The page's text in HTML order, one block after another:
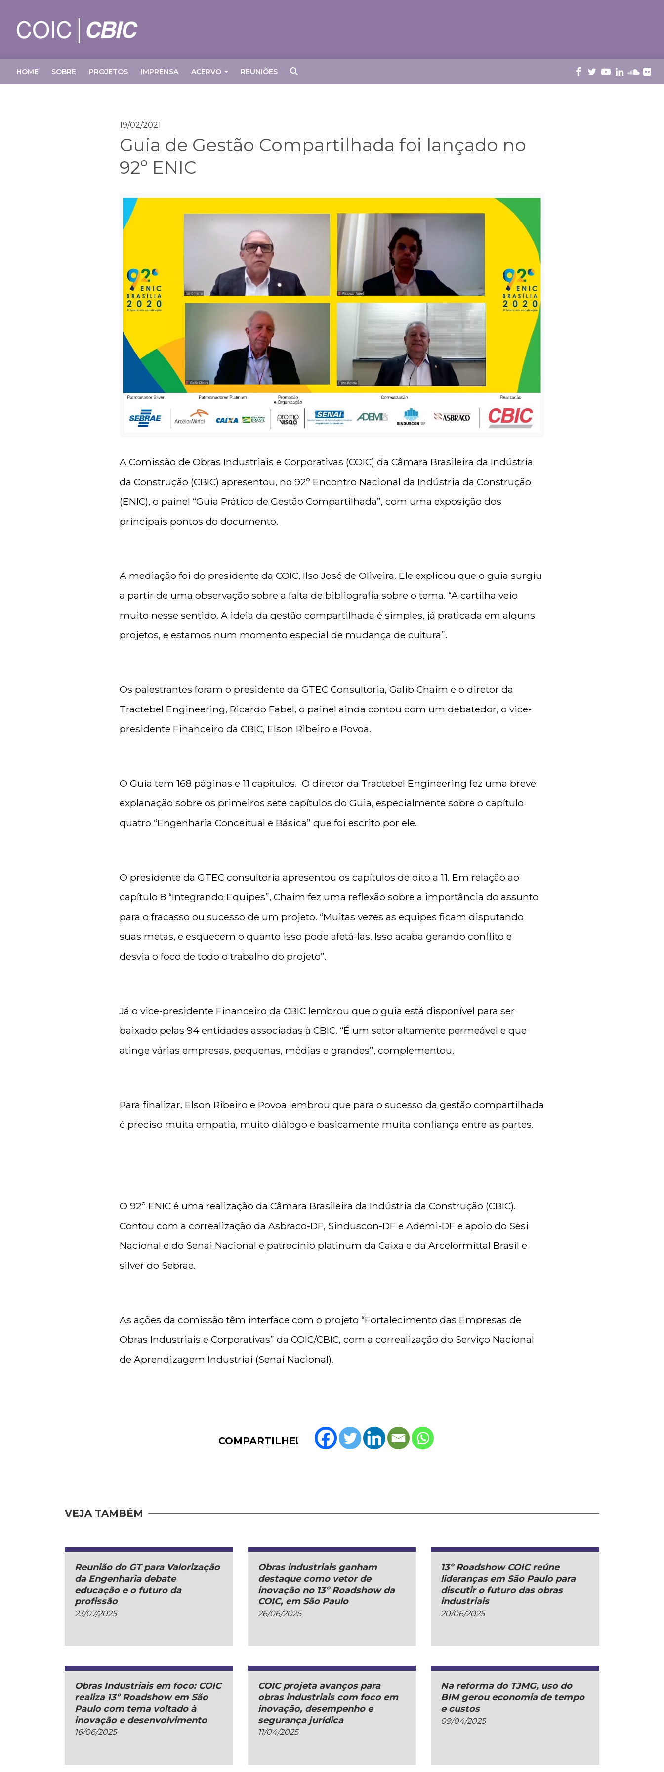
HOME SOBRE PROJETOS IMPRENSA ACERVO REUNIÕES
19/02/2021
Guia de Gestão Compartilhada foi lançado no
92º ENIC
A Comissão de Obras Industriais e Corporativas (COIC) da Câmara Brasileira da Indústria
da Construção (CBIC) apresentou, no 92º Encontro Nacional da Indústria da Construção
(ENIC), o painel “Guia Prático de Gestão Compartilhada”, com uma exposição dos
principais pontos do documento.
A mediação foi do presidente da COIC, Ilso José de Oliveira. Ele explicou que o guia surgiu
a partir de uma observação sobre a falta de bibliografia sobre o tema. “A cartilha veio
muito nesse sentido. A ideia da gestão compartilhada é simples, já praticada em alguns
projetos, e estamos num momento especial de mudança de cultura”.
Os palestrantes foram o presidente da GTEC Consultoria, Galib Chaim e o diretor da
Tractebel Engineering, Ricardo Fabel, o painel ainda contou com um debatedor, o vice-
presidente Financeiro da CBIC, Elson Ribeiro e Povoa.
O Guia tem 168 páginas e 11 capítulos. O diretor da Tractebel Engineering fez uma breve
explanação sobre os primeiros sete capítulos do Guia, especialmente sobre o capítulo
quatro “Engenharia Conceitual e Básica” que foi escrito por ele.
O presidente da GTEC consultoria apresentou os capítulos de oito a 11. Em relação ao
capítulo 8 “Integrando Equipes”, Chaim fez uma reflexão sobre a importância do assunto
para o fracasso ou sucesso de um projeto. “Muitas vezes as equipes ficam disputando
suas metas, e esquecem o quanto isso pode afetá-las. Isso acaba gerando conflito e
desvia o foco de todo o trabalho do projeto”.
Já o vice-presidente Financeiro da CBIC lembrou que o guia está disponível para ser
baixado pelas 94 entidades associadas à CBIC. “É um setor altamente permeável e que
atinge várias empresas, pequenas, médias e grandes”, complementou.
Para finalizar, Elson Ribeiro e Povoa lembrou que para o sucesso da gestão compartilhada
é preciso muita empatia, muito diálogo e basicamente muita confiança entre as partes.
O 92º ENIC é uma realização da Câmara Brasileira da Indústria da Construção (CBIC).
Contou com a correalização da Asbraco-DF, Sinduscon-DF e Ademi-DF e apoio do Sesi
Nacional e do Senai Nacional e patrocínio platinum da Caixa e da Arcelormittal Brasil e
silver do Sebrae.
As ações da comissão têm interface com o projeto “Fortalecimento das Empresas de
Obras Industriais e Corporativas” da COIC/CBIC, com a correalização do Serviço Nacional
de Aprendizagem Industriai (Senai Nacional).
COMPARTILHE!
VEJA TAMBÉM
Reunião do GT para Valorização
da Engenharia debate
educação e o futuro da
profissão
23/07/2025
Obras industriais ganham
destaque como vetor de
inovação no 13º Roadshow da
COIC, em São Paulo
26/06/2025
13º Roadshow COIC reúne
lideranças em São Paulo para
discutir o futuro das obras
industriais
20/06/2025
Obras Industriais em foco: COIC
realiza 13º Roadshow em São
Paulo com tema voltado à
inovação e desenvolvimento
16/06/2025
COIC projeta avanços para
obras industriais com foco em
inovação, desempenho e
segurança jurídica
11/04/2025
Na reforma do TJMG, uso do
BIM gerou economia de tempo
e custos
09/04/2025